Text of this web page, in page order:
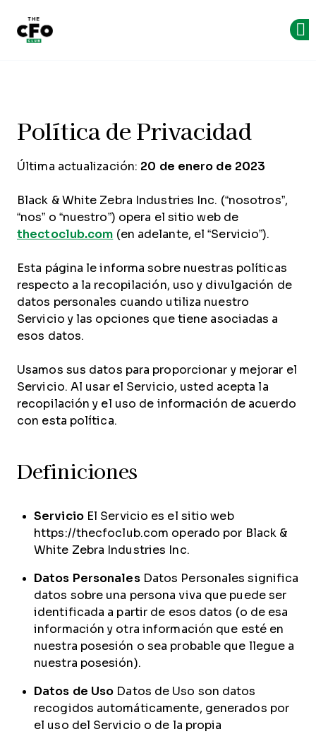
Política de Privacidad
Última actualización: 20 de enero de 2023
Black & White Zebra Industries Inc. (“nosotros”,
“nos” o “nuestro”) opera el sitio web de
thectoclub.com (en adelante, el “Servicio”).
Esta página le informa sobre nuestras políticas
respecto a la recopilación, uso y divulgación de
datos personales cuando utiliza nuestro
Servicio y las opciones que tiene asociadas a
esos datos.
Usamos sus datos para proporcionar y mejorar el
Servicio. Al usar el Servicio, usted acepta la
recopilación y el uso de información de acuerdo
con esta política.
Definiciones
Servicio El Servicio es el sitio web
https://thecfoclub.com operado por Black &
White Zebra Industries Inc.
Datos Personales Datos Personales significa
datos sobre una persona viva que puede ser
identificada a partir de esos datos (o de esa
información y otra información que esté en
nuestra posesión o sea probable que llegue a
nuestra posesión).
Datos de Uso Datos de Uso son datos
recogidos automáticamente, generados por
el uso del Servicio o de la propia